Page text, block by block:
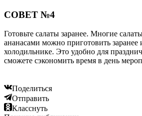
СОВЕТ №4
Готовьте салаты заранее. Многие
ананасами можно приготовить заранее
холодильнике. Это удобно для
сможете сэкономить время в день
Поделиться
Отправить
Класснуть